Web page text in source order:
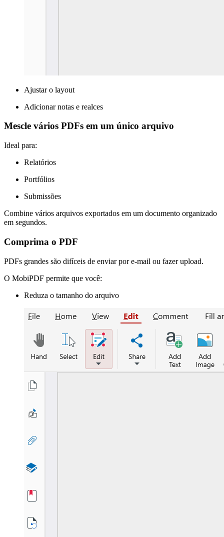
Ajustar o layout
Adicionar notas e realces
Mescle vários PDFs em um único arquivo
Ideal para:
Relatórios
Portfólios
Submissões
Combine vários arquivos exportados em um documento organizado
em segundos.
Comprima o PDF
PDFs grandes são difíceis de enviar por e-mail ou fazer upload.
O MobiPDF permite que você:
Reduza o tamanho do arquivo